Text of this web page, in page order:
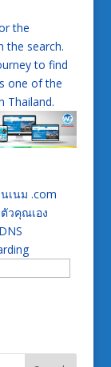
the
the search.
to find
one of the
Thailand.
เนม .com
วคุณเอง